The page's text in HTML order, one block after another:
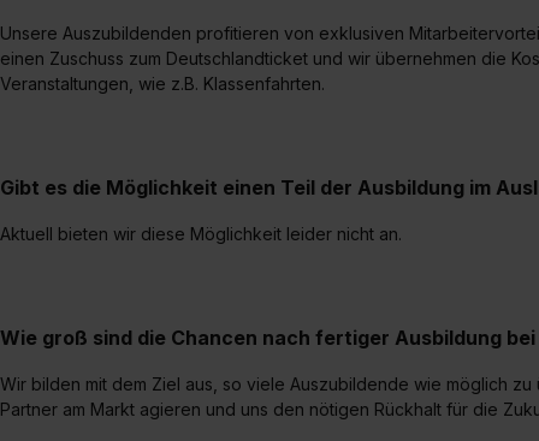
Unsere Auszubildenden profitieren von exklusiven
einen Zuschuss zum Deutschlandticket und wir übernehmen die
Veranstaltungen, wie z.B. Klassenfahrten.
Gibt es die Möglichkeit einen Teil der Ausbildung im
Aktuell bieten wir diese Möglichkeit leider nicht an.
Wie groß sind die Chancen nach fertiger Ausbildung
Wir bilden mit dem Ziel aus, so viele Auszubildende wie möglich
Partner am Markt agieren und uns den nötigen Rückhalt für die